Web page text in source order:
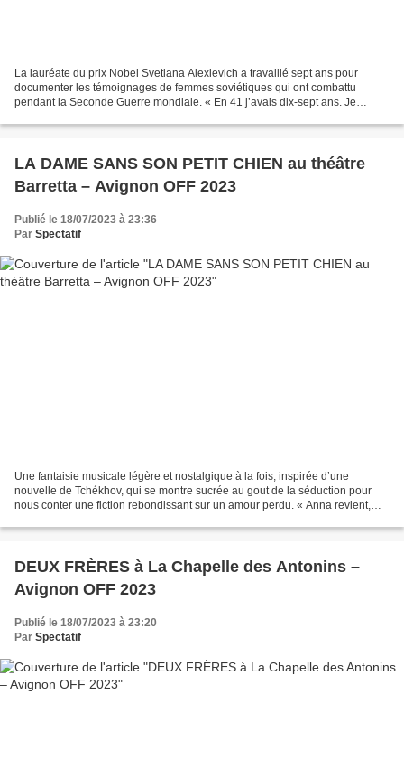
La lauréate du prix Nobel Svetlana Alexievich a travaillé sept ans pour
documenter les témoignages de femmes soviétiques qui ont combattu
pendant la Seconde Guerre mondiale. « En 41 j’avais dix-sept ans. Je
LA DAME SANS SON PETIT CHIEN au théâtre
Barretta – Avignon OFF 2023
Publié le 18/07/2023 à 23:36
Par Spectatif
Une fantaisie musicale légère et nostalgique à la fois, inspirée d’une
nouvelle de Tchékhov, qui se montre sucrée au gout de la séduction pour
nous conter une fiction rebondissant sur un amour perdu. « Anna revient,
DEUX FRÈRES à La Chapelle des Antonins –
Avignon OFF 2023
Publié le 18/07/2023 à 23:20
Par Spectatif